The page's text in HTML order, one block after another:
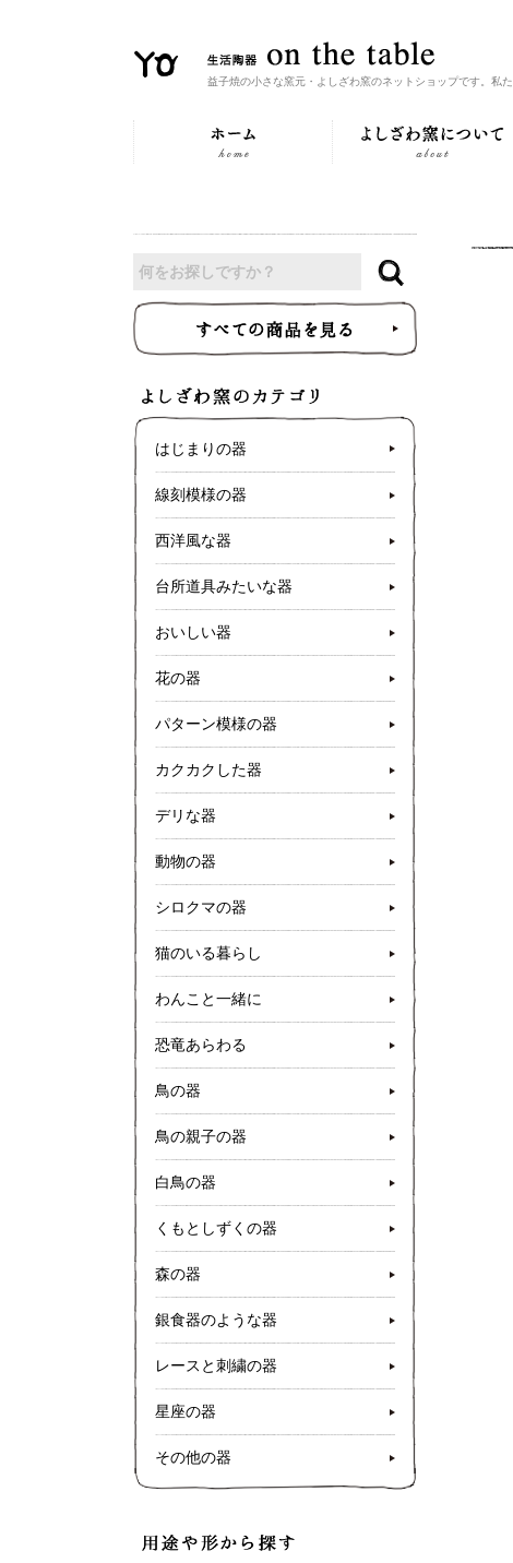
益子焼の小さな窯元・よしざわ窯のネットショップです。私
はじまりの器
線刻模様の器
西洋風な器
台所道具みたいな器
おいしい器
花の器
パターン模様の器
カクカクした器
デリな器
動物の器
シロクマの器
猫のいる暮らし
わんこと一緒に
恐竜あらわる
鳥の器
鳥の親子の器
白鳥の器
くもとしずくの器
森の器
銀食器のような器
レースと刺繍の器
星座の器
その他の器